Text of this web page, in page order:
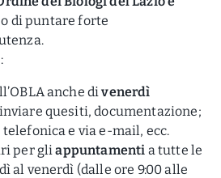
di puntare forte
anche divenerdì
quesiti, documentazione;
e via e-mail, ecc.
per gliappuntamenti a tutte le
al venerdì (dalle ore 9:00 alle